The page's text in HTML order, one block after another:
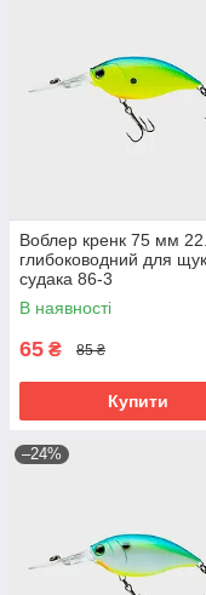
Воблер кренк 75 мм
глибоководний для
судака 86-3
В наявності
65 ₴ 85 ₴
Купити
–24%